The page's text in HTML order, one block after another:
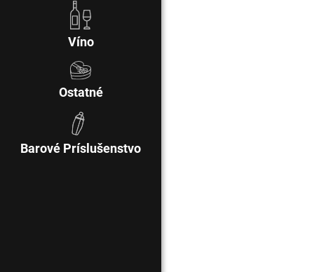
Víno
Ostatné
Barové Príslušenstvo